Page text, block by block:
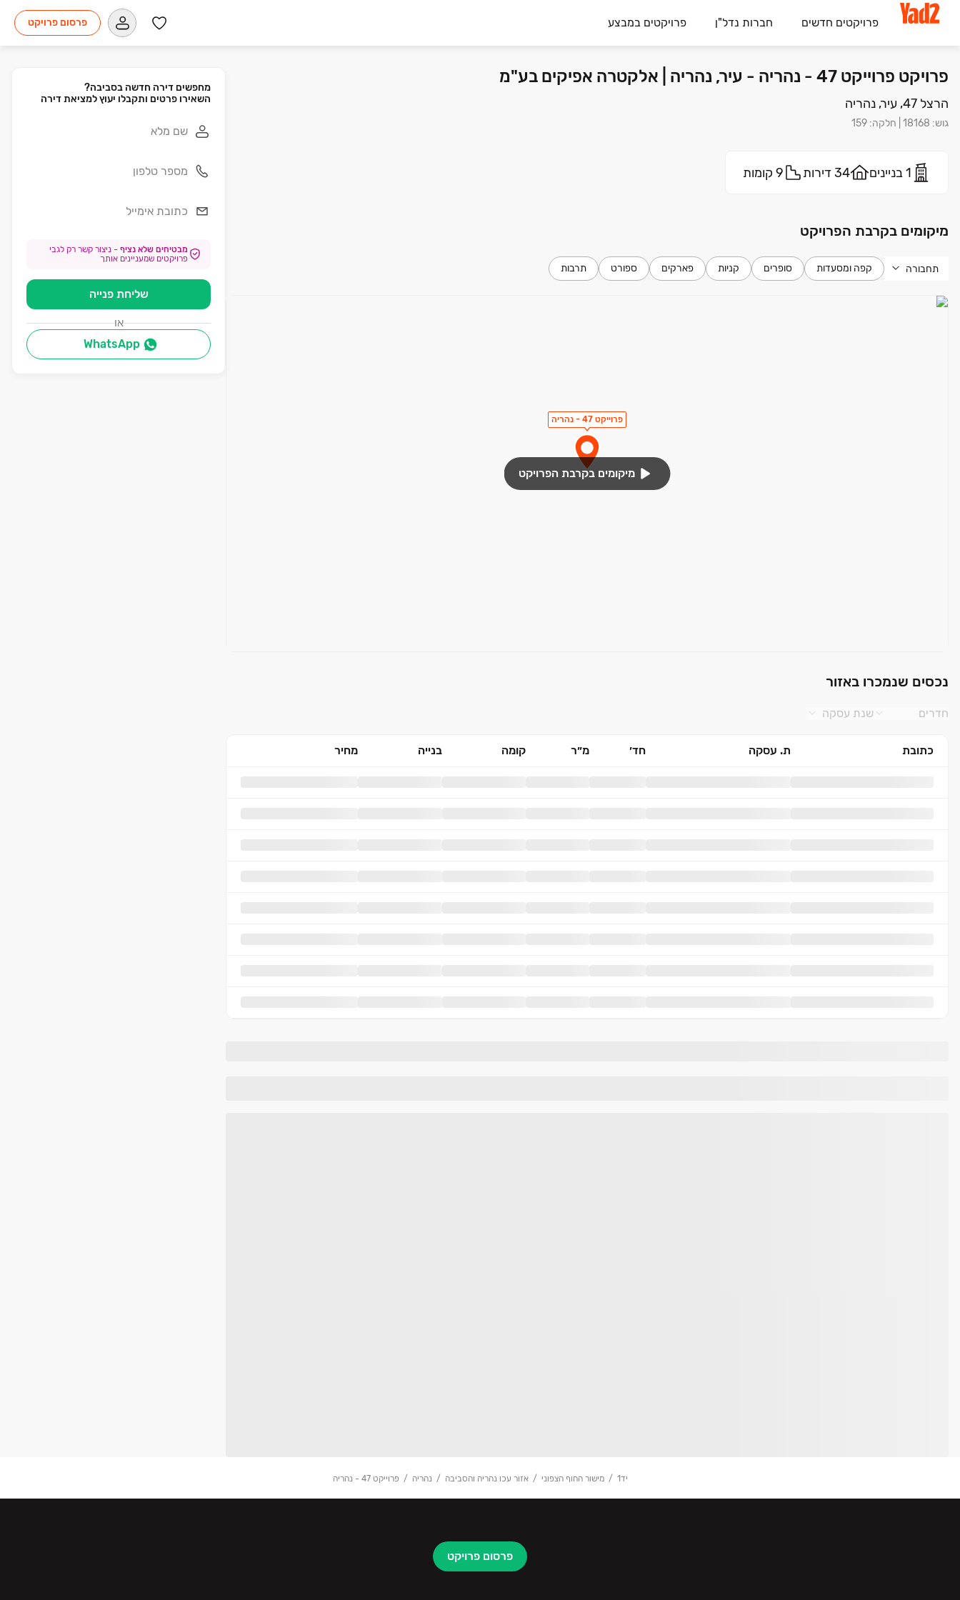
פרויקטים חדשים חברות נדל"ן פרויקטים במבצע פרסום פרויקט
פרויקט פרוייקט 47 - נהריה - עיר, נהריה | אלקטרה אפיקים בע"מ
הרצל 47, עיר, נהריה
גוש:
18168 חלקה:
159
1 בניינים 34 דירות 9 קומות
מיקומים בקרבת הפרויקט
תחבורה קפה ומסעדות סופרים קניות פארקים ספורט תרבות
פרוייקט 47 - נהריה
מיקומים בקרבת הפרויקט
נכסים שנמכרו באזור
חדרים שנת עסקה
כתובת ת. עסקה חד׳ מ״ר קומה בנייה מחיר
השאירו פרטים ותקבלו יעוץ למציאת דירה
מבטיחים שלא נציף - ניצור קשר רק לגבי
פרויקטים שמעניינים אותך
שליחת פנייה
או
WhatsApp
יד1 מישור החוף הצפוני אזור עכו נהריה והסביבה נהריה פרוייקט 47 - נהריה
פרסום פרויקט